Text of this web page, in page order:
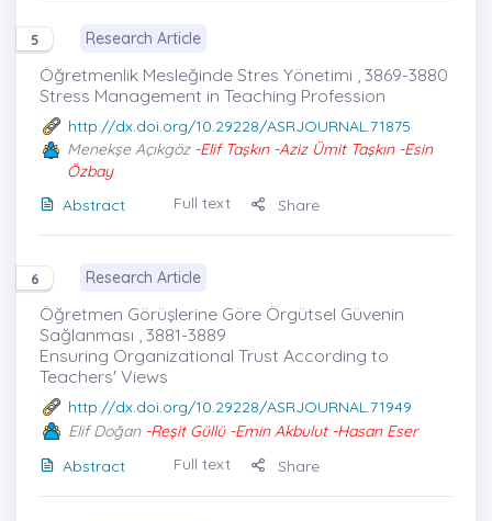
5 Research Article
Öğretmenlik Mesleğinde Stres Yönetimi , 3869-3880
Stress Management in Teaching Profession
http://dx.doi.org/10.29228/ASRJOURNAL.71875
Menekşe Açıkgöz-Elif Taşkın -Aziz Ümit Taşkın -Esin
Özbay
Abstract
Full text Share
6 Research Article
Öğretmen Görüşlerine Göre Örgütsel Güvenin
Sağlanması , 3881-3889
Ensuring Organizational Trust According to
Teachers' Views
http://dx.doi.org/10.29228/ASRJOURNAL.71949
Elif Doğan-Reşit Güllü -Emin Akbulut -Hasan Eser
Abstract
Full text Share